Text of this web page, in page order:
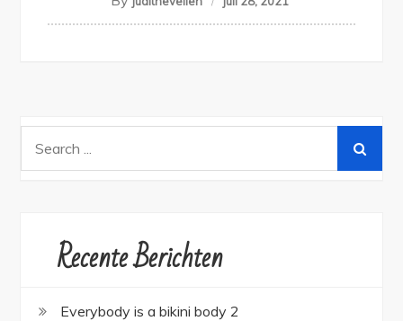
Recente Berichten
Everybody is a bikini body 2